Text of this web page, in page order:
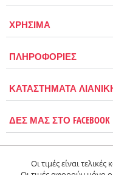
ΧΡΗΣΙΜΑ
ΠΛΗΡΟΦΟΡΙΕΣ
ΚΑΤΑΣΤΗΜΑΤΑ
ΔΕΣ ΜΑΣ ΣΤΟ FACEBOOK
Οι τιμές είναι